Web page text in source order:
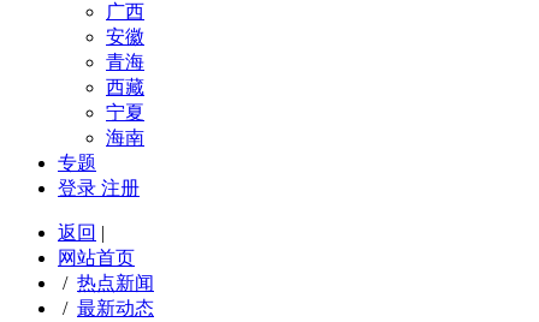
广西
安徽
青海
西藏
宁夏
海南
专题
登录 注册
返回 |
网站首页
/ 热点新闻
/ 最新动态